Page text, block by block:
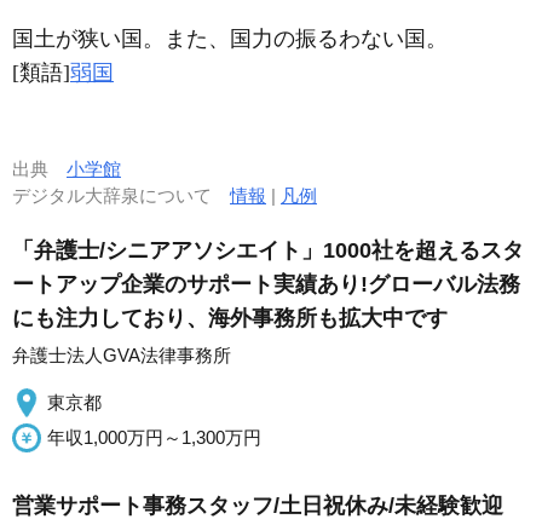
国土が狭い国。また、国力の振るわない国。
[類語]弱国
出典 小学館
デジタル大辞泉について情報 | 凡例
「弁護士/シニアアソシエイト」1000社を超えるスタ
ートアップ企業のサポート実績あり!グローバル法務
にも注力しており、海外事務所も拡大中です
弁護士法人GVA法律事務所
東京都
年収1,000万円～1,300万円
営業サポート事務スタッフ/土日祝休み/未経験歓迎